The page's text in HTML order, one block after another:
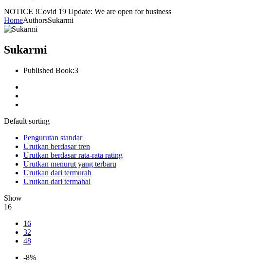
NOTICE !Covid 19 Update: We are open for business
HomeAuthorsSukarmi
Sukarmi
Published Book:3
Default sorting
Pengurutan standar
Urutkan berdasar tren
Urutkan berdasar rata-rata rating
Urutkan menurut yang terbaru
Urutkan dari termurah
Urutkan dari termahal
Show
16
16
32
48
-8%